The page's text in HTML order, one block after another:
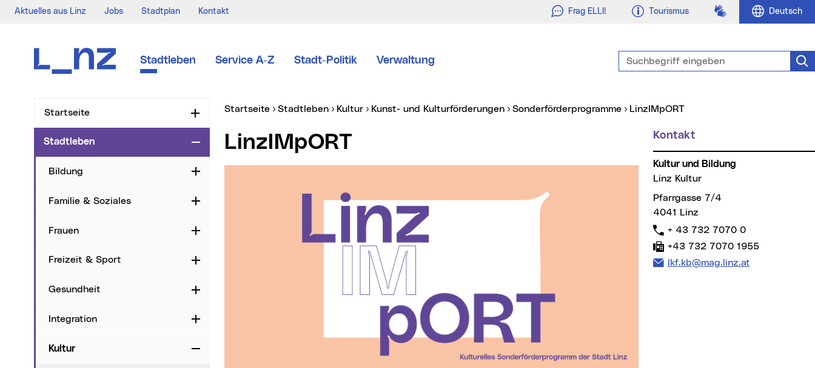
Aktuelles aus Linz Jobs Stadtplan Kontakt Frag ELLI! Tourismus Gebärdensprache
Deutsch
Stadtleben Service A-Z Stadt-Politik Verwaltung Suchbegriff eingeben
Startseite Aufklappen
Stadtleben Zuklappen
Bildung Aufklappen
Familie & Soziales Aufklappen
Frauen Aufklappen
Freizeit & Sport Aufklappen
Gesundheit Aufklappen
Integration Aufklappen
Kultur Zuklappen
Sie sind hier:
Startseite Stadtleben Kultur Kunst- und Kulturförderungen Sonderförderprogramme LinzIMpORT
LinzIMpORT Kontakt
Kultur und Bildung
Linz Kultur
Pfarrgasse 7/4
4041 Linz
Telefon:
+ 43 732 7070 0
Fax:
+43 732 7070 1955
E-Mail Adresse:
lkf.kb@mag.linz.at